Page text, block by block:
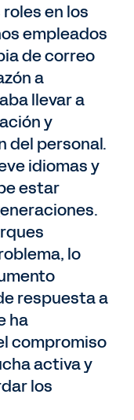
en los
empleados
de correo
a
llevar a
y
del personal.
idiomas y
estar
lo
respuesta a
ha
compromiso
activa y
los